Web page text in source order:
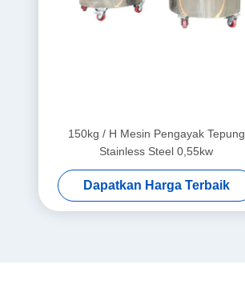
150kg / H Mesin Pengayak Tepung
Stainless Steel 0,55kw
Dapatkan Harga Terbaik